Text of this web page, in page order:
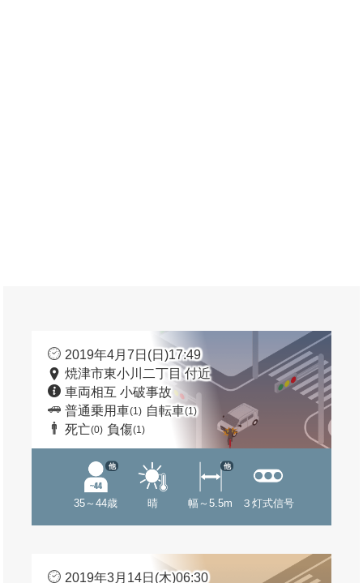
2019年4月7日(日)17:49
焼津市東小川二丁目 付近
車両相互 小破事故
普通乗用車(1) 自転車(1)
死亡(0) 負傷(1)
35～44歳
他
晴 幅～5.5m
他
３灯式信号
2019年3月14日(木)06:30